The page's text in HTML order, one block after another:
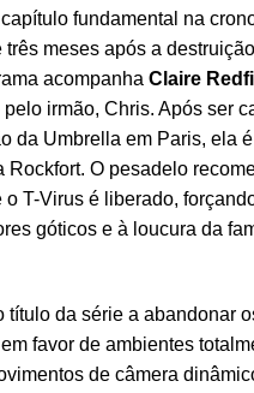
fundamental na
três meses após a
acompanha Claire
irmão, Chris. Após ser
da Umbrella em Paris, ela
Rockfort. O pesadelo
o T-Virus é liberado,
góticos e à loucura da
título da série a abandonar
favor de ambientes
de câmera